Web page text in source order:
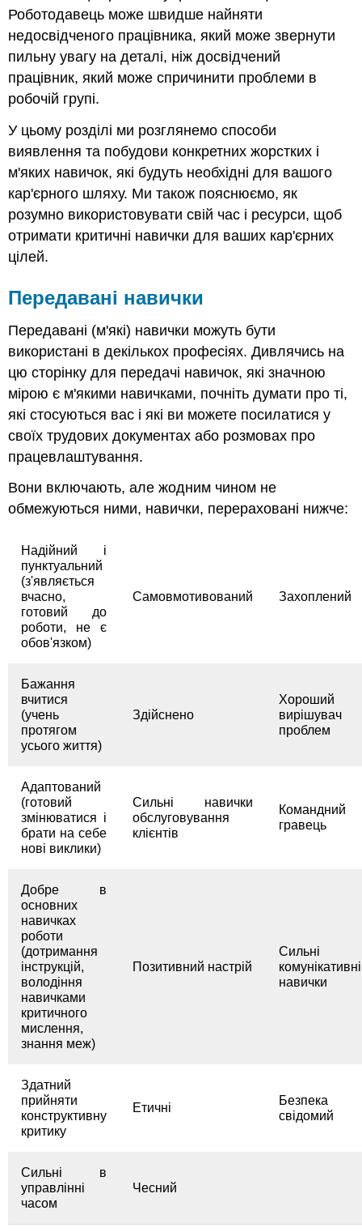
Роботодавець може швидше найняти
недосвідченого працівника, який може звернути
пильну увагу на деталі, ніж досвідчений
працівник, який може спричинити проблеми в
робочій групі.
У цьому розділі ми розглянемо способи
виявлення та побудови конкретних жорстких і
м'яких навичок, які будуть необхідні для вашого
кар'єрного шляху. Ми також пояснюємо, як
розумно використовувати свій час і ресурси, щоб
отримати критичні навички для ваших кар'єрних
цілей.
Передавані навички
Передавані (м'які) навички можуть бути
використані в декількох професіях. Дивлячись на
цю сторінку для передачі навичок, які значною
мірою є м'якими навичками, почніть думати про ті,
які стосуються вас і які ви можете посилатися у
своїх трудових документах або розмовах про
працевлаштування.
Вони включають, але жодним чином не
обмежуються ними, навички, перераховані нижче:
Надійний і
пунктуальний
(з'являється
вчасно,
готовий до
роботи, не є
обов'язком)
Самовмотивований Захоплений
Бажання
вчитися
(учень
протягом
усього життя)
Здійснено
Хороший
вирішувач
проблем
Адаптований
(готовий
змінюватися і
брати на себе
нові виклики)
Сильні навички
обслуговування
клієнтів
Командний
гравець
Добре в
основних
навичках
роботи
(дотримання
інструкцій,
володіння
навичками
критичного
мислення,
знання меж)
Позитивний настрій
Сильні
комунікативні
навички
Здатний
прийняти
конструктивну
критику
Етичні
Безпека
свідомий
Сильні в
управлінні
часом
Чесний